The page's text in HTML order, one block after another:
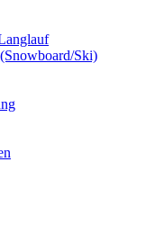
Ski)